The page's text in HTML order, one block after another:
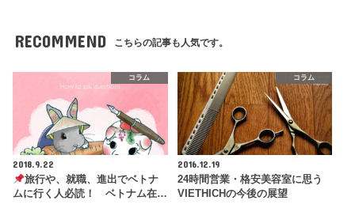
RECOMMEND こちらの記事も人気です。
コラム
2018.9.22
旅行や、就職、進出でベトナ
ムに行く人必読！ ベトナム在…
コラム
2016.12.19
24時間営業・格安美容室に思う
VIETHICHの今後の展望